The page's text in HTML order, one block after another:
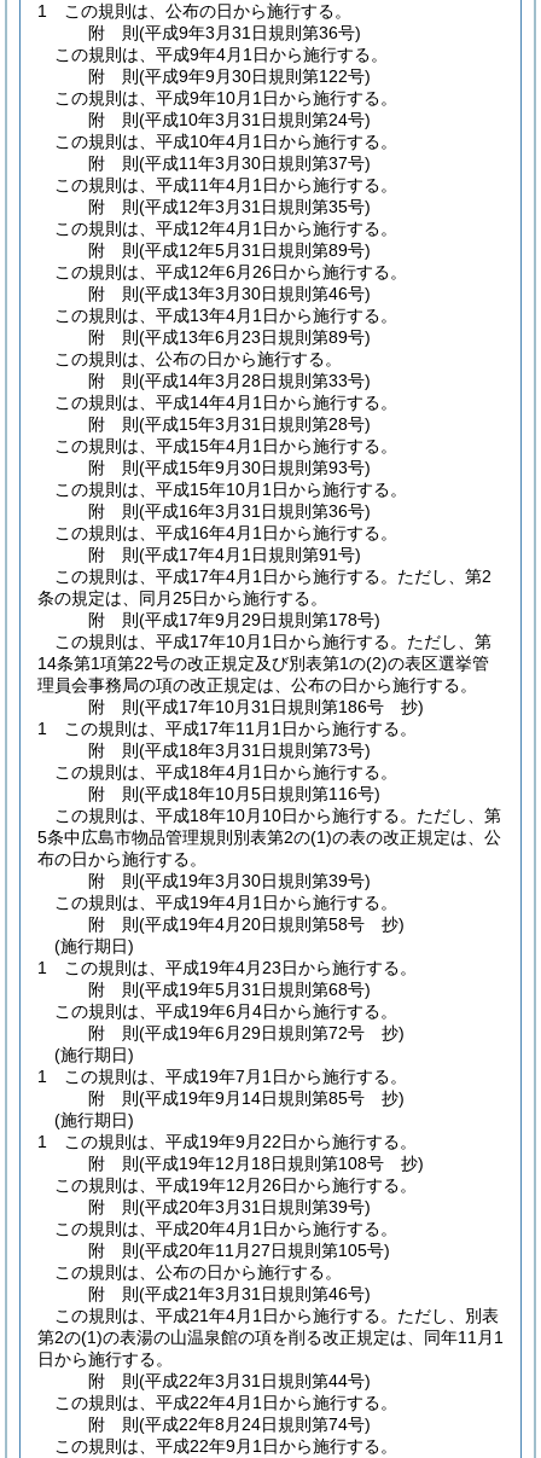
1
この規則は、公布の日から施行する。
附 則(平成9年3月31日規則第36号)
この規則は、平成9年4月1日から施行する。
附 則(平成9年9月30日規則第122号)
この規則は、平成9年10月1日から施行する。
附 則(平成10年3月31日規則第24号)
この規則は、平成10年4月1日から施行する。
附 則(平成11年3月30日規則第37号)
この規則は、平成11年4月1日から施行する。
附 則(平成12年3月31日規則第35号)
この規則は、平成12年4月1日から施行する。
附 則(平成12年5月31日規則第89号)
この規則は、平成12年6月26日から施行する。
附 則(平成13年3月30日規則第46号)
この規則は、平成13年4月1日から施行する。
附 則(平成13年6月23日規則第89号)
この規則は、公布の日から施行する。
附 則(平成14年3月28日規則第33号)
この規則は、平成14年4月1日から施行する。
附 則(平成15年3月31日規則第28号)
この規則は、平成15年4月1日から施行する。
附 則(平成15年9月30日規則第93号)
この規則は、平成15年10月1日から施行する。
附 則(平成16年3月31日規則第36号)
この規則は、平成16年4月1日から施行する。
附 則(平成17年4月1日規則第91号)
この規則は、平成17年4月1日から施行する。 ただし、第2
条の規定は、同月25日から施行する。
附 則(平成17年9月29日規則第178号)
この規則は、平成17年10月1日から施行する。 ただし、第
14条第1項第22号の改正規定及び別表第1の(2)の表区選挙管
理員会事務局の項の改正規定は、公布の日から施行する。
附 則(平成17年10月31日規則第186号 抄)
1
この規則は、平成17年11月1日から施行する。
附 則(平成18年3月31日規則第73号)
この規則は、平成18年4月1日から施行する。
附 則(平成18年10月5日規則第116号)
この規則は、平成18年10月10日から施行する。 ただし、第
5条中広島市物品管理規則別表第2の(1)の表の改正規定は、公
布の日から施行する。
附 則(平成19年3月30日規則第39号)
この規則は、平成19年4月1日から施行する。
附 則(平成19年4月20日規則第58号 抄)
(施行期日)
1
この規則は、平成19年4月23日から施行する。
附 則(平成19年5月31日規則第68号)
この規則は、平成19年6月4日から施行する。
附 則(平成19年6月29日規則第72号 抄)
(施行期日)
1
この規則は、平成19年7月1日から施行する。
附 則(平成19年9月14日規則第85号 抄)
(施行期日)
1
この規則は、平成19年9月22日から施行する。
附 則(平成19年12月18日規則第108号 抄)
この規則は、平成19年12月26日から施行する。
附 則(平成20年3月31日規則第39号)
この規則は、平成20年4月1日から施行する。
附 則(平成20年11月27日規則第105号)
この規則は、公布の日から施行する。
附 則(平成21年3月31日規則第46号)
この規則は、平成21年4月1日から施行する。 ただし、別表
第2の(1)の表湯の山温泉館の項を削る改正規定は、同年11月1
日から施行する。
附 則(平成22年3月31日規則第44号)
この規則は、平成22年4月1日から施行する。
附 則(平成22年8月24日規則第74号)
この規則は、平成22年9月1日から施行する。